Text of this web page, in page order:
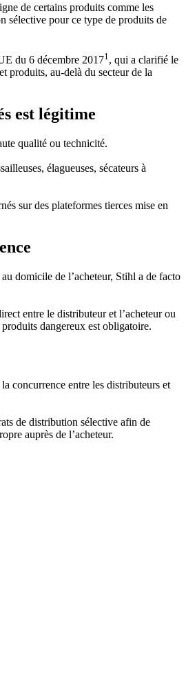
de certains produits comme les
sélective pour ce type de produits de
du 6 décembre 20171 , qui a clarifié le
produits, au-delà du secteur de la
est légitime
qualité ou technicité.
élagueuses, sécateurs à
sur des plateformes tierces mise en
domicile de l’acheteur, Stihl a de facto
entre le distributeur et l’acheteur ou
dangereux est obligatoire.
concurrence entre les distributeurs et
de distribution sélective afin de
auprès de l’acheteur.